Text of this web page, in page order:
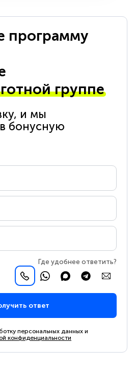
программу
группе
и мы
бонусную
Где удобнее ответить?
ответ
персональных данных и
конфиденциальности